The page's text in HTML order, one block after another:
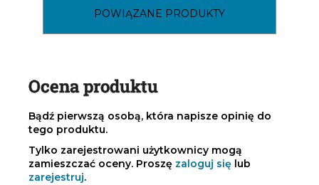
POWIĄZANE PRODUKTY
Ocena produktu
Bądź pierwszą osobą, która napisze opinię do
tego produktu.
Tylko zarejestrowani użytkownicy mogą
zamieszczać oceny. Proszę zaloguj się lub
zarejestruj.